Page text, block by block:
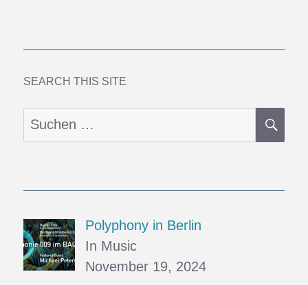
Tonight
SEARCH THIS SITE
Suchen
nach:
Polyphony in Berlin
In Music
November 19, 2024